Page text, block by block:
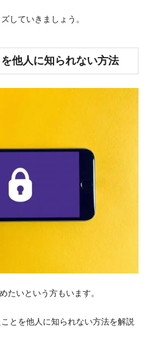
していきましょう。
他人に知られない方法
たいという方もいます。
とを他人に知られない方法を解説